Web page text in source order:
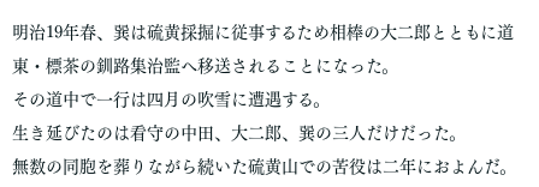
明治19年春、巽は硫黄採掘に従事するため相棒の大二郎とともに道
東・標茶の釧路集治監へ移送されることになった。
その道中で一行は四月の吹雪に遭遇する。
生き延びたのは看守の中田、大二郎、巽の三人だけだった。
無数の同胞を葬りながら続いた硫黄山での苦役は二年におよんだ。